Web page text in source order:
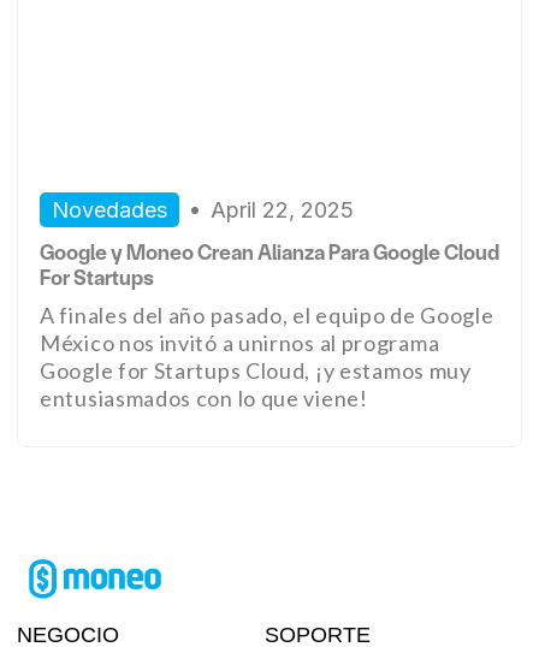
Novedades
April 22, 2025
Google y Moneo Crean Alianza Para Google Cloud
For Startups
A finales del año pasado, el equipo de Google
México nos invitó a unirnos al programa
Google for Startups Cloud, ¡y estamos muy
entusiasmados con lo que viene!
NEGOCIO SOPORTE